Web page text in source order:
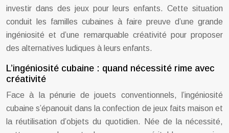
investir dans des jeux pour leurs enfants. Cette situation
conduit les familles cubaines à faire preuve d’une grande
ingéniosité et d’une remarquable créativité pour proposer
des alternatives ludiques à leurs enfants.
L’ingéniosité cubaine : quand nécessité rime avec
créativité
Face à la pénurie de jouets conventionnels, l’ingéniosité
cubaine s’épanouit dans la confection de jeux faits maison et
la réutilisation d’objets du quotidien. Née de la nécessité,